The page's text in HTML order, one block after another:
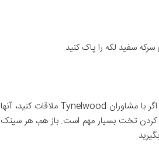
سفید لکه را پاک کنید.
اینکه بتوانید لکه را از روی تخت پاک کنید و مانند روز اول تختتان بدرخشد برای بسیاری از افراد مشکل است و نباید به آن فکر کنید. اگر با مشاوران Tynelwood ملاقات کنید، آنها
کردن تخت بسیار مهم است. باز هم، هر سینک